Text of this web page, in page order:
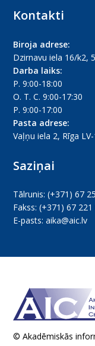
Kontakti
Biroja adrese:
Dzirnavu iela 16/k2,
Darba laiks:
P. 9:00-18:00
O. T. C. 9:00-17:30
P. 9:00-17:00
Pasta adrese:
Vaļņu iela 2, Rīga
Saziņai
Tālrunis:(+371) 67
Fakss:(+371) 67 221
E-pasts:aika@aic.lv
© Akadēmiskās